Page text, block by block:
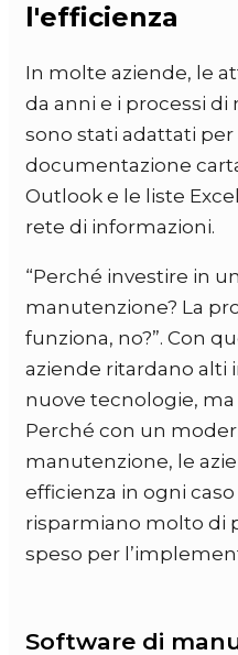
l'efficienza
In molte aziende, le
da anni e i processi
sono stati adattati per
documentazione
Outlook e le liste
rete di informazioni.
“Perché investire in
manutenzione? La
funziona, no?”. Con
aziende ritardano alti
nuove tecnologie, ma
Perché con un
manutenzione, le
efficienza in ogni
risparmiano molto di
speso per
Software di